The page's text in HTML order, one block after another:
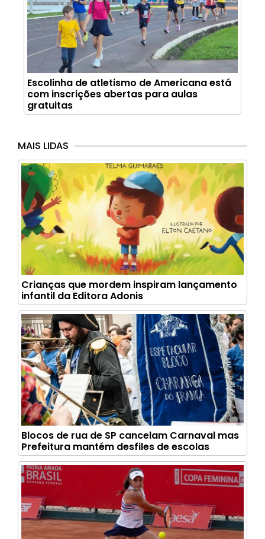
Escolinha de atletismo de Americana está
com inscrições abertas para aulas
gratuitas
MAIS LIDAS
Crianças que mordem inspiram lançamento
infantil da Editora Adonis
Blocos de rua de SP cancelam Carnaval mas
Prefeitura mantém desfiles de escolas